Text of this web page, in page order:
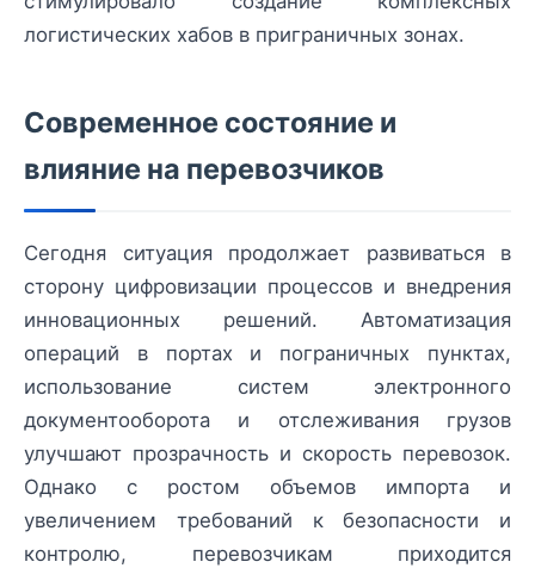
логистических хабов в приграничных зонах.
Современное состояние и
влияние на перевозчиков
Сегодня ситуация продолжает развиваться в
сторону цифровизации процессов и внедрения
инновационных решений. Автоматизация
операций в портах и пограничных пунктах,
использование систем электронного
документооборота и отслеживания грузов
улучшают прозрачность и скорость перевозок.
Однако с ростом объемов импорта и
увеличением требований к безопасности и
контролю, перевозчикам приходится